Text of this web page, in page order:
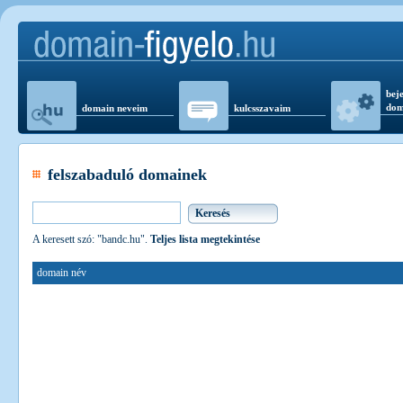
domain neveim kulcsszavaim
felszabaduló domainek
A keresett szó: "bandc.hu". Teljes lista megtekintése
domain név